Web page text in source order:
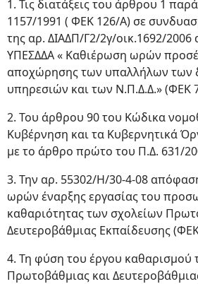
1. Τις διατάξεις του άρθρου 1
1157/1991 ( ΦΕΚ 126/Α) σε
της αρ. ΔΙΑΔΠ/Γ2/2γ/οικ.1692/
ΥΠΕΣΔΔΑ « Καθιέρωση ωρών
αποχώρησης των υπαλλήλων των
υπηρεσιών και των Ν.Π.Δ.Δ.» (ΦΕΚ
2. Του άρθρου 90 του Κώδικα
Κυβέρνηση και τα Κυβερνητικά
με το άρθρο πρώτο του Π.Δ. 631/
3. Την αρ. 55302/Η/30-4-08
ωρών έναρξης εργασίας του
καθαριότητας των σχολείων
Δευτεροβάθμιας Εκπαίδευσης
4. Τη φύση του έργου καθαρισμού
Πρωτοβάθμιας και